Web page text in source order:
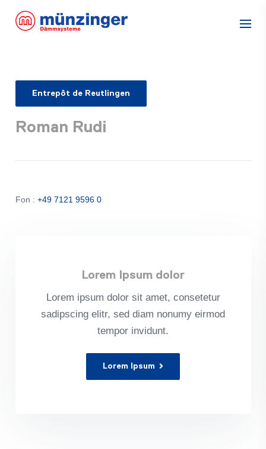
Entrepôt de Reutlingen
Roman Rudi
Fon : +49 7121 9596 0
Lorem Ipsum dolor
Lorem ipsum dolor sit amet, con­sete­tur
sadipscing elitr, sed diam nonumy eirmod
tem­por invidunt.
Lorem Ipsum